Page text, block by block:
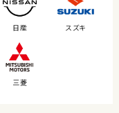
日産 スズキ
三菱